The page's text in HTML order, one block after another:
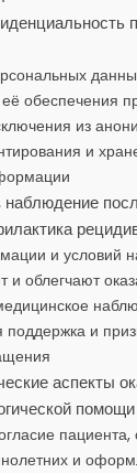
обеспечения
из
и
наблюдение
и условий
и облегчают
поддержка и
аспекты
помощи
пациента,
и